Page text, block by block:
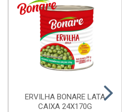
ERVILHA BONARE LATA
CAIXA 24X170G